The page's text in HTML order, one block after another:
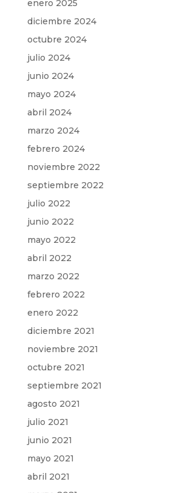
enero 2025
diciembre 2024
octubre 2024
julio 2024
junio 2024
mayo 2024
abril 2024
marzo 2024
febrero 2024
noviembre 2022
septiembre 2022
julio 2022
junio 2022
mayo 2022
abril 2022
marzo 2022
febrero 2022
enero 2022
diciembre 2021
noviembre 2021
octubre 2021
septiembre 2021
agosto 2021
julio 2021
junio 2021
mayo 2021
abril 2021